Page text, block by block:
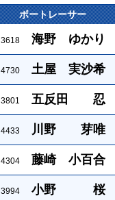
ボートレーサー
3618 海野 ゆかり
4730 土屋 実沙希
3801 五反田 忍
4433 川野 芽唯
4304 藤崎 小百合
3994 小野 桜